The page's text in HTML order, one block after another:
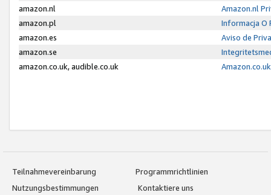
amazon.nl
Amazon.nl
amazon.pl
Informacja O
amazon.es
Aviso de
amazon.se
amazon.co.uk, audible.co.uk
Teilnahmevereinbarung
Programmrichtlinien
Nutzungsbestimmungen
Kontaktiere uns